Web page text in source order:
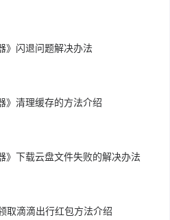
》闪退问题解决办法
》清理缓存的方法介绍
》下载云盘文件失败的解决办法
取滴滴出行红包方法介绍